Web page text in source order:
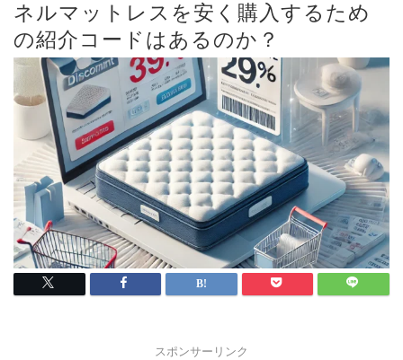
ネルマットレスを安く購入するため
の紹介コードはあるのか？
スポンサーリンク